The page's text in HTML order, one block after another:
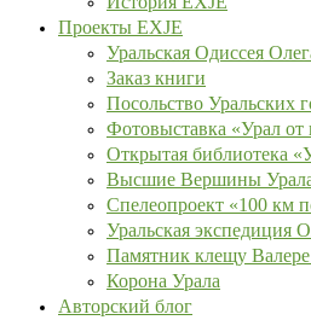
Проекты EXJE
Уральская Одиссея
Заказ книги
Посольство Уральских
Фотовыставка «Урал от
Открытая библиотека
Высшие Вершины
Спелеопроект «100 км
Уральская экспедиция
Памятник клещу
Корона Урала
Авторский блог